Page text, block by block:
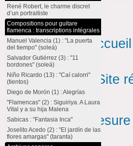
René Robert, le charme discret
d’un portraitiste
Compositions pour guitare
flamenca : transcriptions intégrales
Manuel Valencia (1) : "La puerta
del tiempo" (soleá)
Salvador Gutiérrez (3) : "11
bordones" (soleá)
Niño Ricardo (13) : "Caí calorri"
(tientos)
Diego de Morón (1) : Alegrías
"Flamencas" (2) : Siguiriya. A Laura
Vital y a su hija Malena
Sabicas : "Fantasia Inca"
Joselito Acedo (2) : "El jardín de las
flores amargas" (taranta)
Accueil
Site